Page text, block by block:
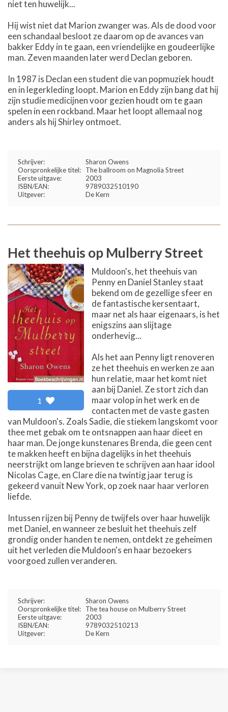
niet ten huwelijk...
Hij wist niet dat Marion zwanger was. Als de dood voor
een schandaal besloot ze daarom op de avances van
bakker Eddy in te gaan, een vriendelijke en goudeerlijke
man. Zeven maanden later werd Declan geboren.
In 1987 is Declan een student die van popmuziek houdt
en in legerkleding loopt. Marion en Eddy zijn bang dat hij
zijn studie medicijnen voor gezien houdt om te gaan
spelen in een rockband. Maar het loopt allemaal nog
anders als hij Shirley ontmoet.
Schrijver:
Sharon Owens
Oorspronkelijke titel:
The ballroom on Magnolia Street
Eerste uitgave:
2003
ISBN/EAN:
9789032510190
Uitgever:
De Kern
Het theehuis op Mulberry Street
1
Muldoon's, het theehuis van
Penny en Daniel Stanley staat
bekend om de gezellige sfeer en
de fantastische kersentaart,
maar net als haar eigenaars, is het
enigszins aan slijtage
onderhevig...
Als het aan Penny ligt renoveren
ze het theehuis en werken ze aan
hun relatie, maar het komt niet
aan bij Daniel. Ze stort zich dan
maar volop in het werk en de
contacten met de vaste gasten
van Muldoon's. Zoals Sadie, die stiekem langskomt voor
thee met gebak om te ontsnappen aan haar dieet en
haar man. De jonge kunstenares Brenda, die geen cent
te makken heeft en bijna dagelijks in het theehuis
neerstrijkt om lange brieven te schrijven aan haar idool
Nicolas Cage, en Clare die na twintig jaar terug is
gekeerd vanuit New York, op zoek naar haar verloren
liefde.
Intussen rijzen bij Penny de twijfels over haar huwelijk
met Daniel, en wanneer ze besluit het theehuis zelf
grondig onder handen te nemen, ontdekt ze geheimen
uit het verleden die Muldoon's en haar bezoekers
voorgoed zullen veranderen.
Schrijver:
Sharon Owens
Oorspronkelijke titel:
The tea house on Mulberry Street
Eerste uitgave:
2003
ISBN/EAN:
9789032510213
Uitgever:
De Kern